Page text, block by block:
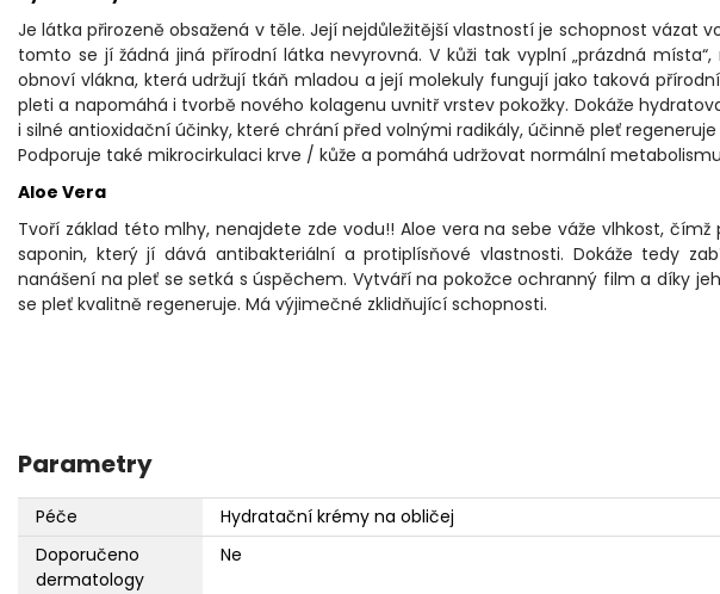
Je látka přirozeně obsažená v těle. Její nejdůležitější vlastností je schopnost vázat
tomto se jí žádná jiná přírodní látka nevyrovná. V kůži tak vyplní „prázdná
obnoví vlákna, která udržují tkáň mladou a její molekuly fungují jako taková
pleti a napomáhá i tvorbě nového kolagenu uvnitř vrstev pokožky. Dokáže
i silné antioxidační účinky, které chrání před volnými radikály, účinně pleť regeneruje
Podporuje také mikrocirkulaci krve / kůže a pomáhá udržovat normální
Aloe Vera
Tvoří základ této mlhy, nenajdete zde vodu!! Aloe vera na sebe váže vlhkost,
saponin, který jí dává antibakteriální a protiplísňové vlastnosti. Dokáže tedy
nanášení na pleť se setká s úspěchem. Vytváří na pokožce ochranný film a díky
se pleť kvalitně regeneruje. Má výjimečné zklidňující schopnosti.
Parametry
Péče
Hydratační krémy na obličej
Doporučeno
dermatology
Ne